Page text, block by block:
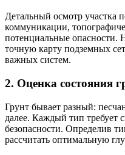
Детальный осмотр участка
коммуникации,
потенциальные опасности.
точную карту подземных
важных систем.
2. Оценка состояния
Грунт бывает разный:
далее. Каждый тип требует
безопасности. Определив
рассчитать оптимальную